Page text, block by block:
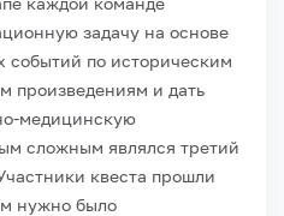
задачу на основе
событий по историческим
произведениям и дать
медицинскую
сложным являлся третий
квеста прошли
нужно было